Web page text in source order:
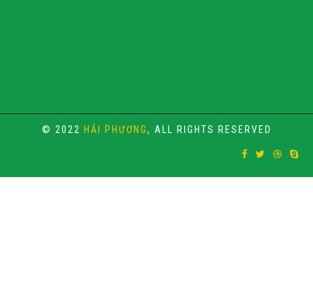
© 2022 HẢI PHƯƠNG, ALL RIGHTS RESERVED